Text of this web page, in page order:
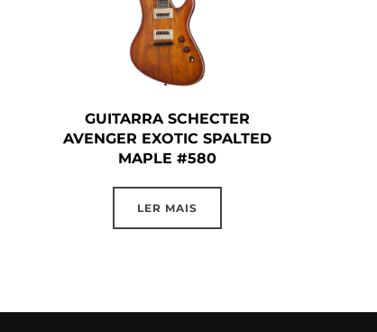
GUITARRA SCHECTER
AVENGER EXOTIC SPALTED
MAPLE #580
LER MAIS